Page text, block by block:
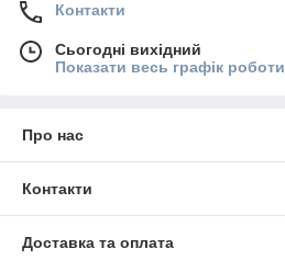
Контакти
Сьогодні вихідний
Показати весь графік роботи
Про нас
Контакти
Доставка та оплата